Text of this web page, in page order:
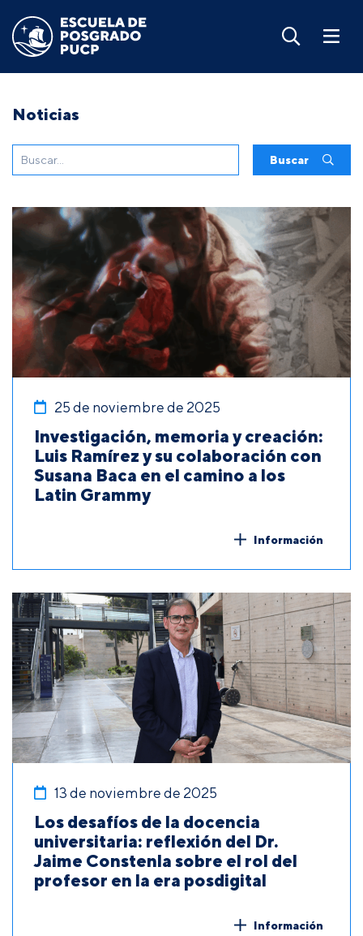
Noticias
Buscar
25 de noviembre de 2025
Investigación, memoria y creación:
Luis Ramírez y su colaboración con
Susana Baca en el camino a los
Latin Grammy
Información
13 de noviembre de 2025
Los desafíos de la docencia
universitaria: reflexión del Dr.
Jaime Constenla sobre el rol del
profesor en la era posdigital
Información